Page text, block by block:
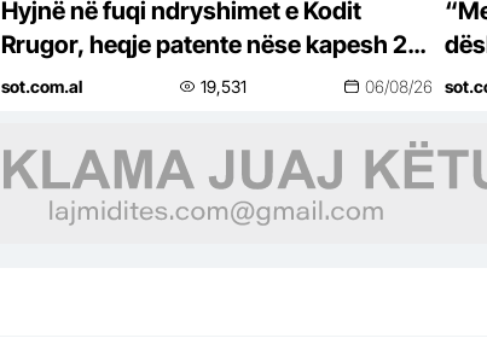
Hyjnë në fuqi ndryshimet e Kodit
Rrugor, heqje patente nëse kapesh 2
herë i dehur në timon! Kufizime të reja
sot.com.al 19,531 06/08/26